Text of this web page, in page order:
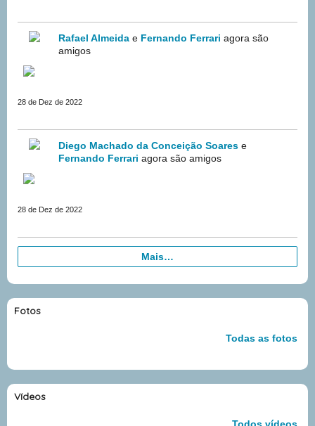
Rafael Almeida e Fernando Ferrari agora são
amigos
28 de Dez de 2022
Diego Machado da Conceição Soares e
Fernando Ferrari agora são amigos
28 de Dez de 2022
Mais…
Fotos
Todas as fotos
Vídeos